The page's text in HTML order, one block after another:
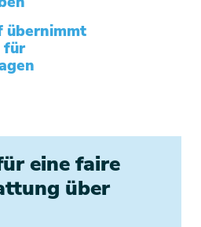
übernimmt
für
eine faire
über